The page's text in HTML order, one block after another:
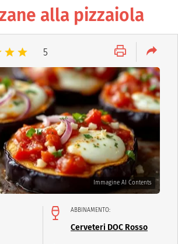
alla pizzaiola
5
Immagine AI Contents
ABBINAMENTO:
Cerveteri DOC Rosso